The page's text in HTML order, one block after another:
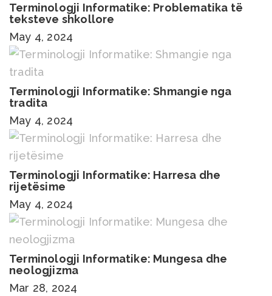
Terminologji Informatike: Problematika të
teksteve shkollore
May 4, 2024
Terminologji Informatike: Shmangie nga
tradita
May 4, 2024
Terminologji Informatike: Harresa dhe
rijetësime
May 4, 2024
Terminologji Informatike: Mungesa dhe
neologjizma
Mar 28, 2024